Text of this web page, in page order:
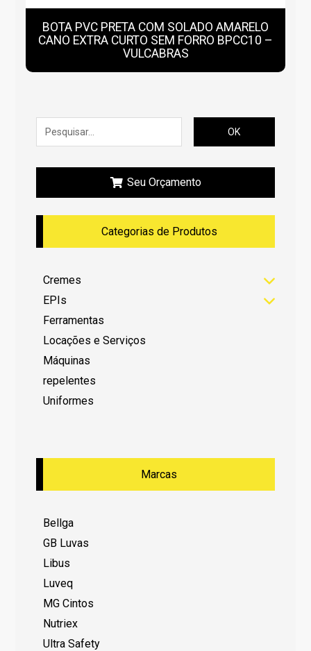
BOTA PVC PRETA COM SOLADO AMARELO
CANO EXTRA CURTO SEM FORRO BPCC10 –
VULCABRAS
OK
Seu Orçamento
Categorias de Produtos
Cremes
EPIs
Ferramentas
Locações e Serviços
Máquinas
repelentes
Uniformes
Marcas
Bellga
GB Luvas
Libus
Luveq
MG Cintos
Nutriex
Ultra Safety